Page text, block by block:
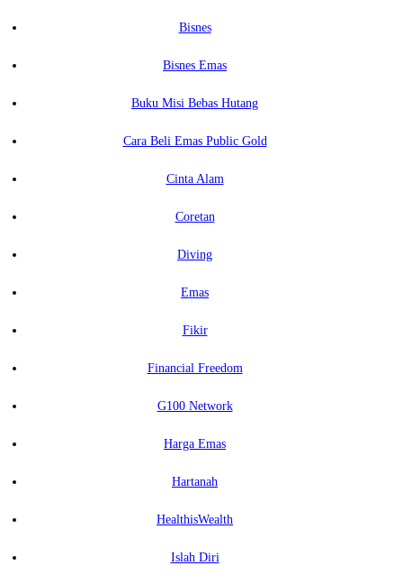
Bisnes
Bisnes Emas
Buku Misi Bebas Hutang
Cara Beli Emas Public Gold
Cinta Alam
Coretan
Diving
Emas
Fikir
Financial Freedom
G100 Network
Harga Emas
Hartanah
HealthisWealth
Islah Diri